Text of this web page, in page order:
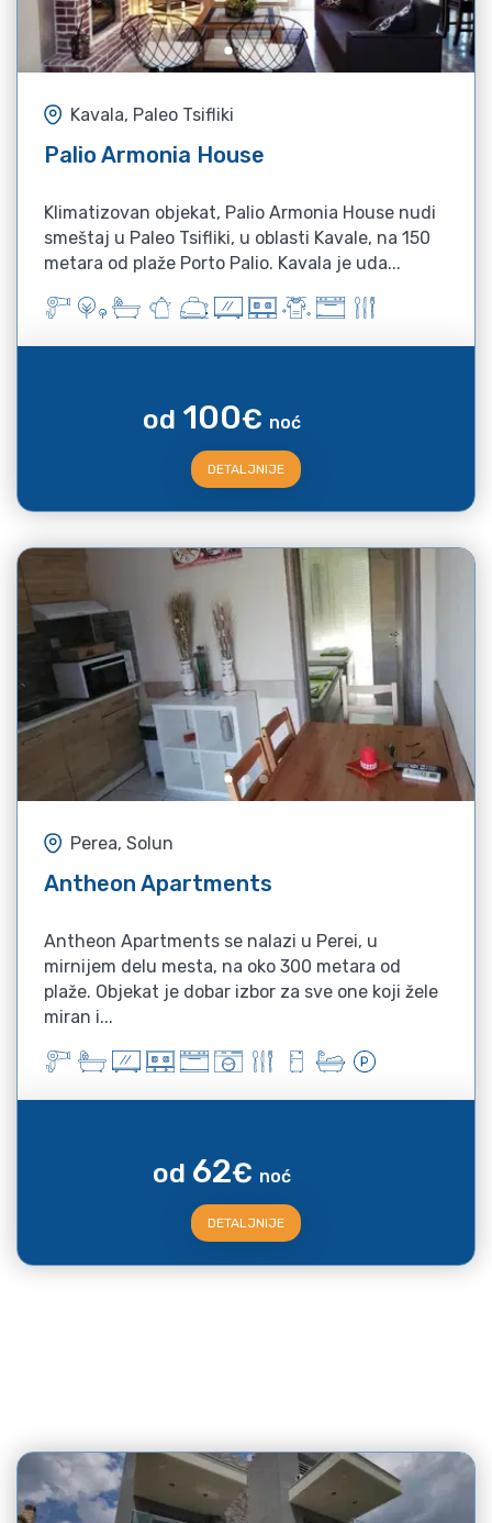
Kavala, Paleo Tsifliki
Palio Armonia House
Klimatizovan objekat, Palio Armonia House nudi
smeštaj u Paleo Tsifliki, u oblasti Kavale, na 150
metara od plaže Porto Palio. Kavala je uda...
od 100€ noć
DETALJNIJE
Perea, Solun
Antheon Apartments
Antheon Apartments se nalazi u Perei, u
mirnijem delu mesta, na oko 300 metara od
plaže. Objekat je dobar izbor za sve one koji žele
miran i...
od 62€ noć
DETALJNIJE